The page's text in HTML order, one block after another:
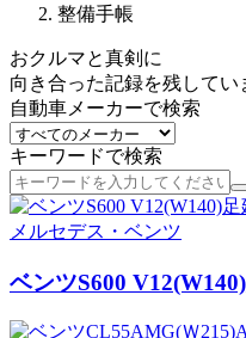
整備手帳
おクルマと真剣に
向き合った記録を残してい
自動車メーカーで検索
キーワードで検索
メルセデス・ベンツ
ベンツS600